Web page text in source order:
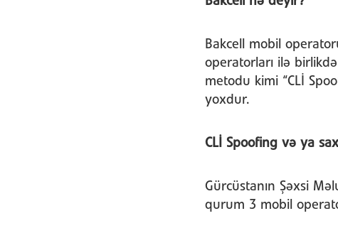
Bakcell mobil
operatorları ilə
metodu kimi “CLİ
yoxdur.
CLİ Spoofing və ya
Gürcüstanın Şəxsi
qurum 3 mobil